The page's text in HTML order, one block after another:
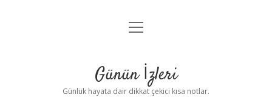
Anasayfa
Yasal Uyarı
menüyü
Günün İzleri
Günlük hayata dair dikkat çekici kısa notlar.